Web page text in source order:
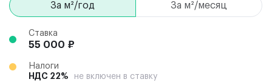
за м²/год за м²/месяц
Ставка
55 000 ₽
Налоги
НДС 22%
не включен в ставку